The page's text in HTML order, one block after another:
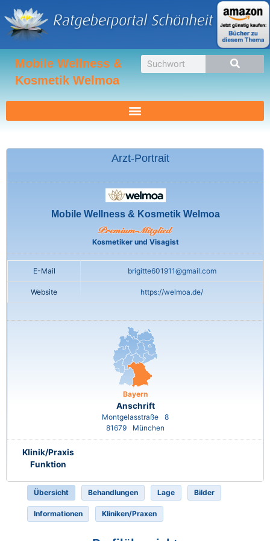
Inhalt
springen
Mobile Wellness &
Kosmetik Welmoa
Suche
Arzt-Portrait
Mobile Wellness & Kosmetik Welmoa
Kosmetiker und Visagist
E-Mail brigitte601911@gmail.com
Website https://welmoa.de/
Bayern
Anschrift
Montgelasstraße
8
81679
München
Klinik/Praxis
Funktion
Übersicht Behandlungen Lage Bilder
Informationen Kliniken/Praxen